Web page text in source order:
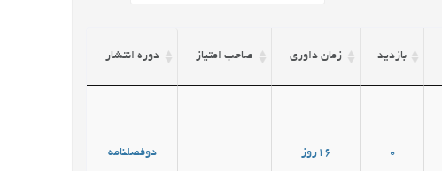
بازدید زمان داوری صاحب امتیاز دوره انتشار
0 16روز دوفصلنامه